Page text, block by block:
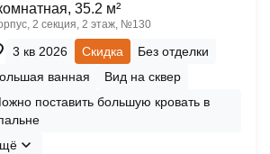
35.2 м²
2 секция, 2 этаж, №130
3 кв 2026 Скидка
Без отделки
ванная
Вид на сквер
поставить большую кровать в